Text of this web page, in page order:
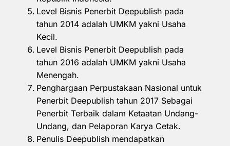
Level Bisnis Penerbit Deepublish pada
tahun 2014 adalah UMKM yakni Usaha
Kecil.
Level Bisnis Penerbit Deepublish pada
tahun 2016 adalah UMKM yakni Usaha
Menengah.
Penghargaan Perpustakaan Nasional untuk
Penerbit Deepublish tahun 2017 Sebagai
Penerbit Terbaik dalam Ketaatan Undang-
Undang, dan Pelaporan Karya Cetak.
Penulis Deepublish mendapatkan